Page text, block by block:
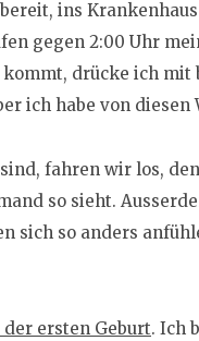
ins
gegen 2:00 Uhr
drücke ich mit
ich habe von
fahren wir los,
so sieht.
sich so anders
der ersten Geburt. Ich